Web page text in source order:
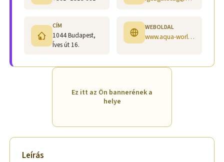
CÍM
1044 Budapest,
Íves út 16.
WEBOLDAL
www.aqua-world.hu
Ez itt az Ön bannerének a
helye
Leírás